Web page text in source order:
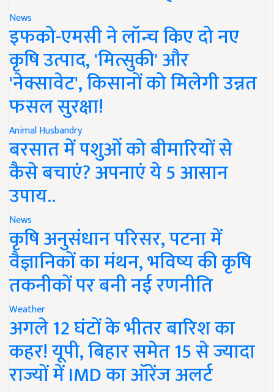
News
इफको-एमसी ने लॉन्च किए दो नए
कृषि उत्पाद, 'मित्सुकी' और
'नेक्सावेट', किसानों को मिलेगी उन्नत
फसल सुरक्षा!
Animal Husbandry
बरसात में पशुओं को बीमारियों से
कैसे बचाएं? अपनाएं ये 5 आसान
उपाय..
News
कृषि अनुसंधान परिसर, पटना में
वैज्ञानिकों का मंथन, भविष्य की कृषि
तकनीकों पर बनी नई रणनीति
Weather
अगले 12 घंटों के भीतर बारिश का
कहर! यूपी, बिहार समेत 15 से ज्यादा
राज्यों में IMD का ऑरेंज अलर्ट